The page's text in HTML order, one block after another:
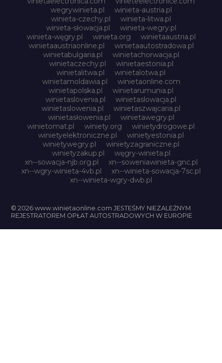
wegrywinieta.pl
winieta-austria.pl
winieta-czechy.pl
winieta-litwa.pl
winieta-słowacja.pl
winieta-wegry.pl
winieta-węgry.pl
winieta.org
winietaaustria.pl
winietaaustriaonline.pl
winietaautostradowa.pl
winietabulgaria.pl
winietachorwacja.pl
winietaczechy.pl
winietaestonia.pl
winietalitwa.pl
winietalotwa.pl
winietamoldawia.pl
winietaonline.com
winietapolska.pl
winietarumunia.pl
winietaslovenia.pl
winietaslowacja.pl
winietaslowenia.pl
winietaszwajcaria.pl
winietasłowenia.pl
winietawegry.pl
winietomat.pl
winiety.org
winietydrogowe.pl
winietyelektroniczne.pl
winietyestonia.pl
winietywegry.pl
winietyzagraniczne.pl
winietyzakup.pl
węgry-winieta.pl
xn--sowacja-njb.org.pl
xn--soweniawinieta-gnc.pl
xn--wgry-winieta-4vb.pl
xn--winieta-sowacja-7sc.pl
xn--winieta-wgry-dwb.pl
© 2026 www.winietaonline.com JESTEŚMY NIEZALEŻNYM
REJESTRATOREM OPŁAT AUTOSTRADOWYCH W EUROPIE